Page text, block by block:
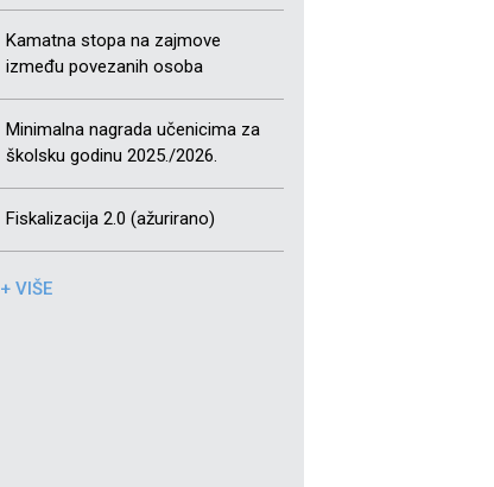
Kamatna stopa na zajmove
između povezanih osoba
Minimalna nagrada učenicima za
školsku godinu 2025./2026.
Fiskalizacija 2.0 (ažurirano)
+ VIŠE